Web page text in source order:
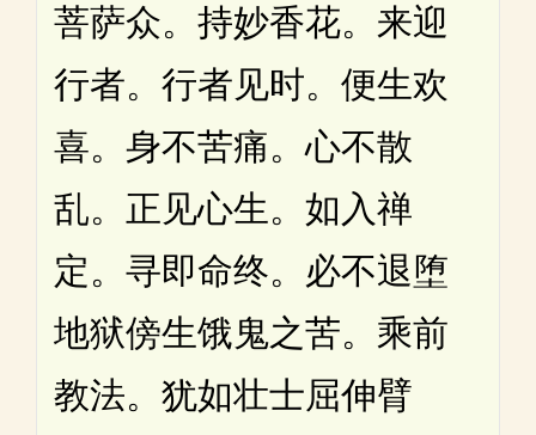
菩萨众。持妙香花。来迎
行者。行者见时。便生欢
喜。身不苦痛。心不散
乱。正见心生。如入禅
定。寻即命终。必不退堕
地狱傍生饿鬼之苦。乘前
教法。犹如壮士屈伸臂